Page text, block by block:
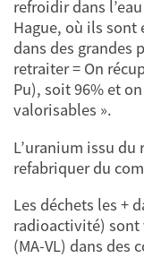
refroidir dans
Hague, où ils sont
dans des grandes
retraiter = On
Pu), soit 96% et
valorisables ».
L’uranium issu
refabriquer du
Les déchets les +
radioactivité) sont
(MA-VL) dans des